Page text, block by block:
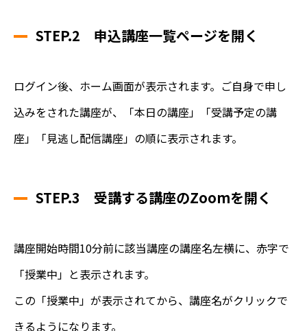
STEP.2 申込講座一覧ページを開く
ログイン後、ホーム画面が表示されます。ご自身で申し
込みをされた講座が、「本日の講座」「受講予定の講
座」「見逃し配信講座」の順に表示されます。
STEP.3 受講する講座のZoomを開く
講座開始時間10分前に該当講座の講座名左横に、赤字で
「授業中」と表示されます。
この「授業中」が表示されてから、講座名がクリックで
きるようになります。